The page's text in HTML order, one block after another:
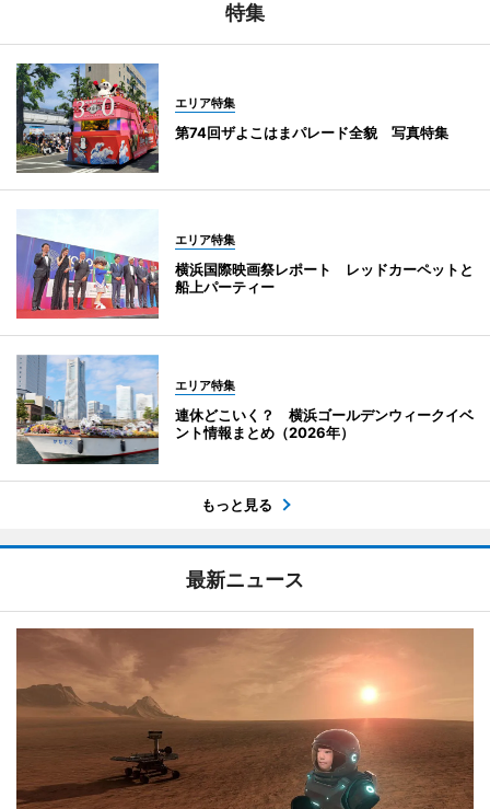
特集
エリア特集
第74回ザよこはまパレード全貌 写真特集
エリア特集
横浜国際映画祭レポート レッドカーペットと
船上パーティー
エリア特集
連休どこいく？ 横浜ゴールデンウィークイベ
ント情報まとめ（2026年）
もっと見る
最新ニュース